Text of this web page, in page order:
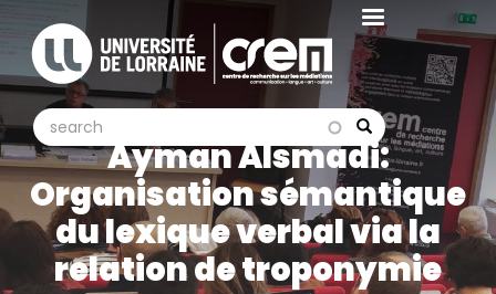
Aller
contenu
principal
Search
search search
Ayman Alsmadi:
Organisation sémantique
du lexique verbal via la
relation de troponymie